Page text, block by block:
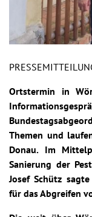
Ortstermin in
Themen und
Donau. Im
Sanierung der
Josef Schütz
für das Abgreifen